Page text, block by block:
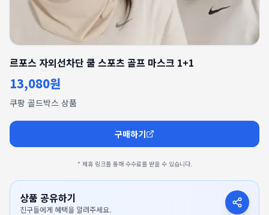
르포스 자외선차단 쿨 스포츠 골프 마스크 1+1
13,080원
쿠팡 골드박스 상품
구매하기
* 제휴 링크를 통해 수수료를 받을 수 있습니다.
상품 공유하기
친구들에게 혜택을 알려주세요.